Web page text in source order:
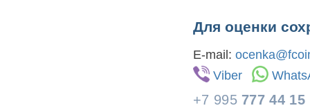
Для оценки
E-mail:
Viber
+7 995 777 44 15